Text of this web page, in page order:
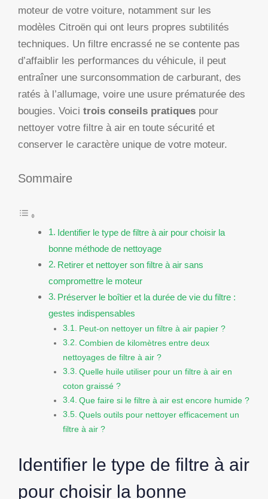
moteur de votre voiture, notamment sur les
modèles Citroën qui ont leurs propres subtilités
techniques. Un filtre encrassé ne se contente pas
d’affaiblir les performances du véhicule, il peut
entraîner une surconsommation de carburant, des
ratés à l’allumage, voire une usure prématurée des
bougies. Voici trois conseils pratiques pour
nettoyer votre filtre à air en toute sécurité et
conserver le caractère unique de votre moteur.
Sommaire
Identifier le type de filtre à air pour choisir la
bonne méthode de nettoyage
Retirer et nettoyer son filtre à air sans
compromettre le moteur
Préserver le boîtier et la durée de vie du filtre :
gestes indispensables
Peut-on nettoyer un filtre à air papier ?
Combien de kilomètres entre deux
nettoyages de filtre à air ?
Quelle huile utiliser pour un filtre à air en
coton graissé ?
Que faire si le filtre à air est encore humide ?
Quels outils pour nettoyer efficacement un
filtre à air ?
Identifier le type de filtre à air
pour choisir la bonne